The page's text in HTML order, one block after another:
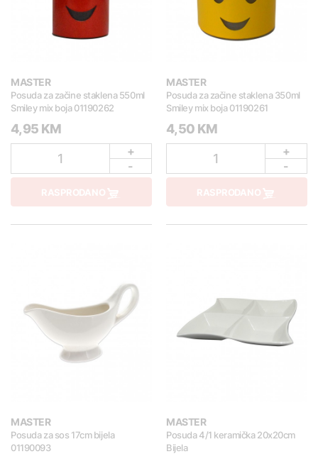
MASTER
Posuda za začine staklena 550ml
Smiley mix boja 01190262
4,95 KM
1
+
-
RASPRODANO
MASTER
Posuda za začine staklena 350ml
Smiley mix boja 01190261
4,50 KM
1
+
-
RASPRODANO
MASTER
Posuda za sos 17cm bijela
01190093
MASTER
Posuda 4/1 keramička 20x20cm
Bijela